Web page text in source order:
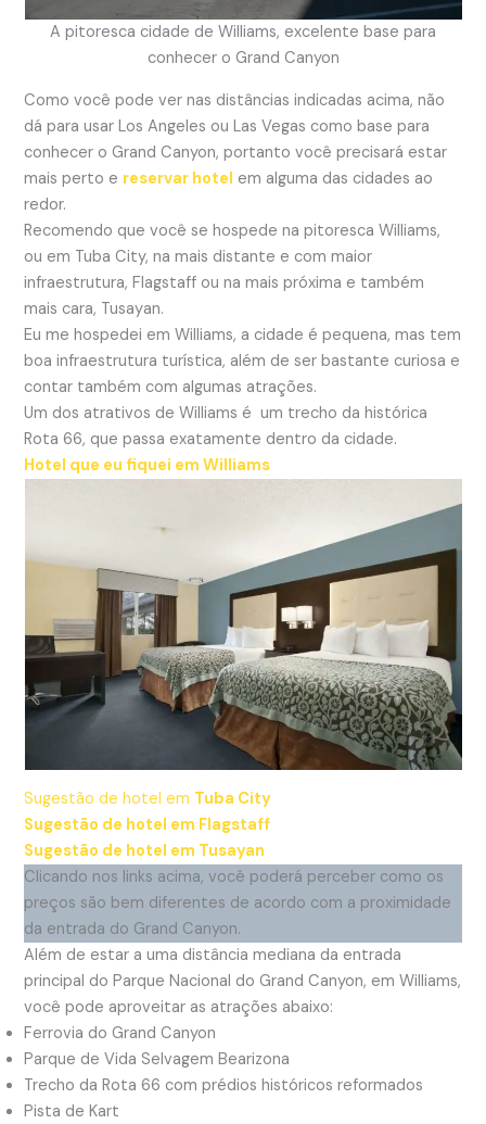
A pitoresca cidade de Williams, excelente base para
conhecer o Grand Canyon
Como você pode ver nas distâncias indicadas acima, não
dá para usar Los Angeles ou Las Vegas como base para
conhecer o Grand Canyon, portanto você precisará estar
mais perto e reservar hotel em alguma das cidades ao
redor.
Recomendo que você se hospede na pitoresca Williams,
ou em Tuba City, na mais distante e com maior
infraestrutura, Flagstaff ou na mais próxima e também
mais cara, Tusayan.
Eu me hospedei em Williams, a cidade é pequena, mas tem
boa infraestrutura turística, além de ser bastante curiosa e
contar também com algumas atrações.
Um dos atrativos de Williams é um trecho da histórica
Rota 66, que passa exatamente dentro da cidade.
Hotel que eu fiquei em Williams
Sugestão de hotel em Tuba City
Sugestão de hotel em Flagstaff
Sugestão de hotel em Tusayan
Clicando nos links acima, você poderá perceber como os
preços são bem diferentes de acordo com a proximidade
da entrada do Grand Canyon.
Além de estar a uma distância mediana da entrada
principal do Parque Nacional do Grand Canyon, em Williams,
você pode aproveitar as atrações abaixo:
Ferrovia do Grand Canyon
Parque de Vida Selvagem Bearizona
Trecho da Rota 66 com prédios históricos reformados
Pista de Kart